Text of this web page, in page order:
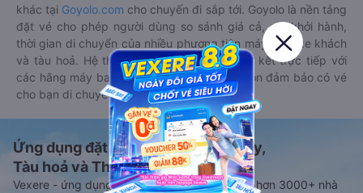
khác tại Goyolo.com cho chuyến đi sắp tới. Goyolo là nền tảng
đặt vé cho phép người dùng so sánh giá cả, giờ khởi hành,
thời gian di chuyển của nhiều phương tiện máy bay, xe khách
và tàu hoả. Hệ thống của Goyolo được liên kết trực tiếp với
các hãng máy bay, xe khách và tàu hoả, luôn đảm bảo có vé
cho bạn di chuyển.
Ứng dụng đặt vé Xe khách, Máy bay,
Tàu hoả và Thuê xe
Vexere - ứng dụng đặt vé đa phương tiện với hơn 3000+ nhà